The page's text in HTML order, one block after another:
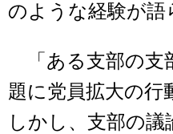
のような経験が語
「ある支部の支
題に党員拡大の行
しかし、支部の議